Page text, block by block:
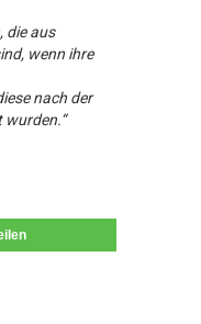
die aus
wenn ihre
nach der